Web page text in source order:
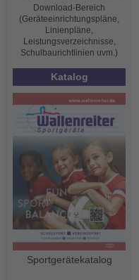
Download-Bereich
(Geräteeinrichtungspläne,
Linienpläne,
Leistungsverzeichnisse,
Schulbaurichtlinien uvm.)
Katalog
Sportgerätekatalog